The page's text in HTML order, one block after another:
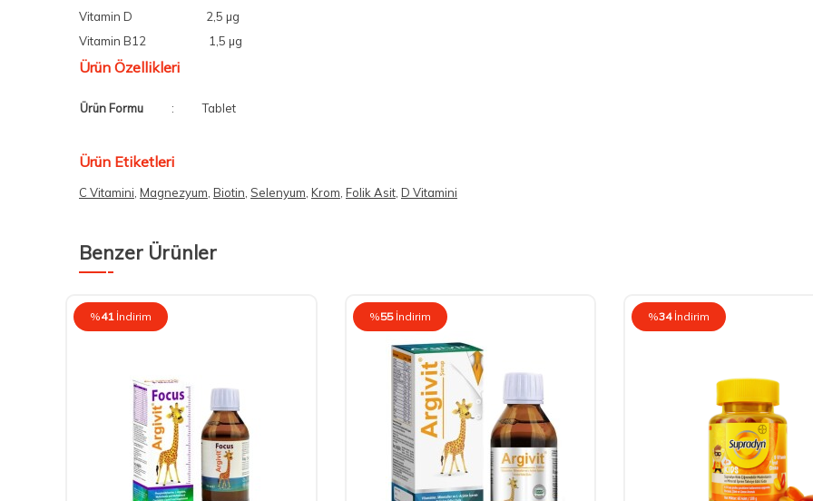
Vitamin D 2,5 µg
Vitamin B12 1,5 µg
Ürün Özellikleri
Ürün Formu : Tablet
Ürün Etiketleri
C Vitamini Magnezyum Biotin Selenyum Krom Folik Asit D Vitamini
Benzer Ürünler
%41 İndirim %55 İndirim %34 İndirim